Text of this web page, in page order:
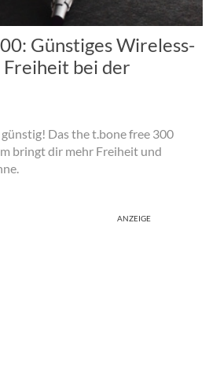
Günstiges Wireless-
bei der
Das the t.bone free 300
bringt dir mehr Freiheit und
ANZEIGE